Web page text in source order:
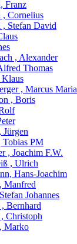
Franz
, Cornelius
, Stefan David
, Alexander
Thomas
Klaus
, Marcus Maria
, Boris
Jürgen
Tobias PM
, Joachim F.W.
, Ulrich
Hans-Joachim
Manfred
Johannes
Bernhard
Christoph
Marko